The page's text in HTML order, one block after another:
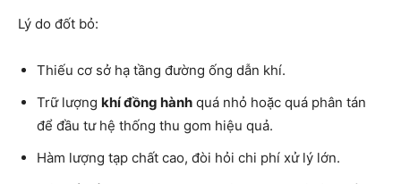
Lý do đốt bỏ:
Thiếu cơ sở hạ tầng đường ống dẫn khí.
Trữ lượng khí đồng hành quá nhỏ hoặc quá phân tán
để đầu tư hệ thống thu gom hiệu quả.
Hàm lượng tạp chất cao, đòi hỏi chi phí xử lý lớn.